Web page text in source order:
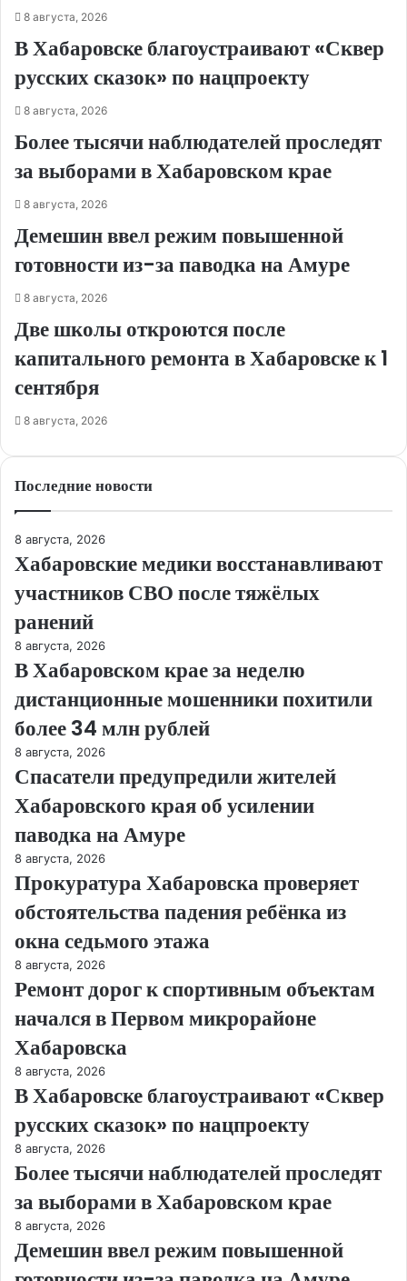
8 августа, 2026
В Хабаровске благоустраивают «Сквер
русских сказок» по нацпроекту
8 августа, 2026
Более тысячи наблюдателей проследят
за выборами в Хабаровском крае
8 августа, 2026
Демешин ввел режим повышенной
готовности из-за паводка на Амуре
8 августа, 2026
Две школы откроются после
капитального ремонта в Хабаровске к 1
сентября
8 августа, 2026
Последние новости
8 августа, 2026
Хабаровские медики восстанавливают
участников СВО после тяжёлых
ранений
8 августа, 2026
В Хабаровском крае за неделю
дистанционные мошенники похитили
более 34 млн рублей
8 августа, 2026
Спасатели предупредили жителей
Хабаровского края об усилении
паводка на Амуре
8 августа, 2026
Прокуратура Хабаровска проверяет
обстоятельства падения ребёнка из
окна седьмого этажа
8 августа, 2026
Ремонт дорог к спортивным объектам
начался в Первом микрорайоне
Хабаровска
8 августа, 2026
В Хабаровске благоустраивают «Сквер
русских сказок» по нацпроекту
8 августа, 2026
Более тысячи наблюдателей проследят
за выборами в Хабаровском крае
8 августа, 2026
Демешин ввел режим повышенной